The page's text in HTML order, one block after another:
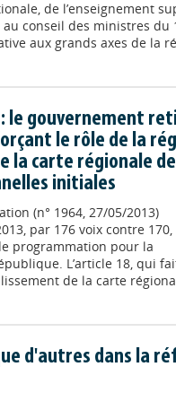
de l’enseignement
conseil des ministres du
aux grands axes de la
le gouvernement
le rôle de la
la carte régionale
initiales
(n° 1964, 27/05/2013)
par 176 voix contre 170,
programmation pour la
L’article 18, qui
de la carte
d'autres dans la